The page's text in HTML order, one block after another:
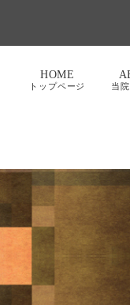
HOME
トップページ 当